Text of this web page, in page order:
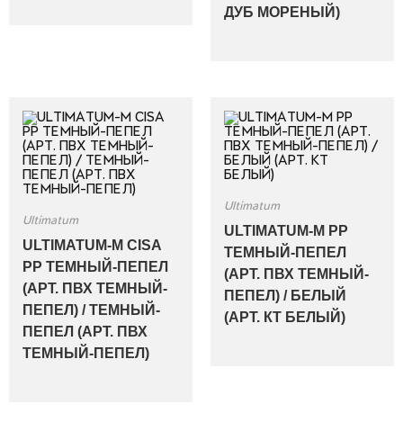
ДУБ МОРЕНЫЙ)
Ultimatum
ULTIMATUM-M CISA
PP ТЕМНЫЙ-ПЕПЕЛ
(АРТ. ПВХ ТЕМНЫЙ-
ПЕПЕЛ) / ТЕМНЫЙ-
ПЕПЕЛ (АРТ. ПВХ
ТЕМНЫЙ-ПЕПЕЛ)
Ultimatum
ULTIMATUM-M PP
ТЕМНЫЙ-ПЕПЕЛ
(АРТ. ПВХ ТЕМНЫЙ-
ПЕПЕЛ) / БЕЛЫЙ
(АРТ. КТ БЕЛЫЙ)